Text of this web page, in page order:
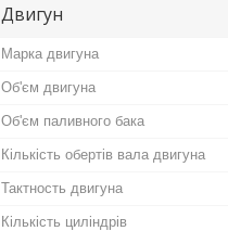
Двигун
Марка двигуна
Об'єм двигуна
Об'єм паливного бака
Кількість обертів вала двигуна
Тактность двигуна
Кількість циліндрів